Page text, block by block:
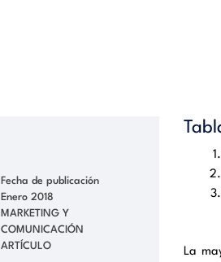
Fecha de publicación
Enero 2018
MARKETING Y
COMUNICACIÓN
ARTÍCULO
La